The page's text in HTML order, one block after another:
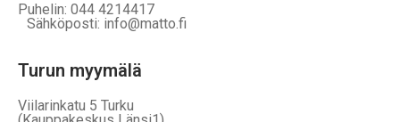
Puhelin: 044 4214417
Sähköposti: info@matto.fi
Turun myymälä
Viilarinkatu 5 Turku